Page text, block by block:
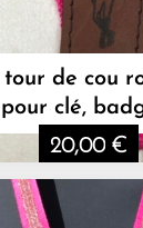
tour de cou
clé,
20,00 €